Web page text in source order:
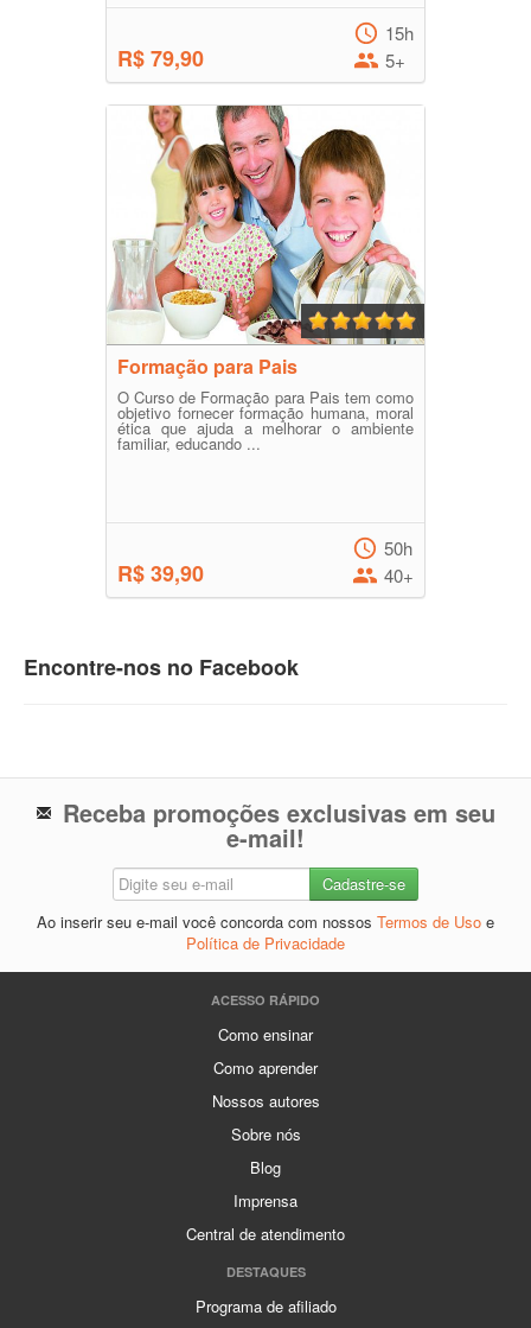
R$ 79,90
15h
5+
Formação para Pais
O Curso de Formação para Pais tem como
objetivo fornecer formação humana, moral
ética que ajuda a melhorar o ambiente
familiar, educando ...
R$ 39,90
50h
40+
Encontre-nos no Facebook
Receba promoções exclusivas em seu
e-mail!
Ao inserir seu e-mail você concorda com nossos Termos de Uso e
Política de Privacidade
ACESSO RÁPIDO
Como ensinar
Como aprender
Nossos autores
Sobre nós
Blog
Imprensa
Central de atendimento
DESTAQUES
Programa de afiliado